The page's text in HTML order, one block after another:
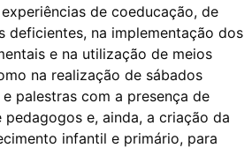
de coeducação, de
deficientes, na implementação dos
e na utilização de meios
na realização de sábados
palestras com a presença de
e, ainda, a criação da
infantil e primário, para